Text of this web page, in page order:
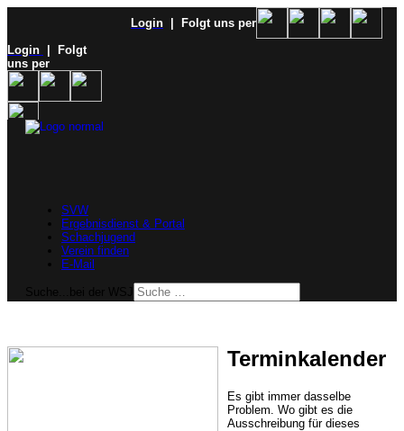
Login
| Folgt uns per
Login
| Folgt
uns per
SVW
Ergebnisdienst & Portal
Schachjugend
Verein finden
E-Mail
Terminkalender
Es gibt immer dasselbe
Problem. Wo gibt es die
Ausschreibung für dieses